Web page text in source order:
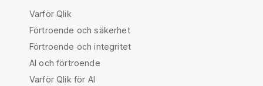
Varför Qlik
Förtroende och säkerhet
Förtroende och integritet
AI och förtroende
Varför Qlik för AI